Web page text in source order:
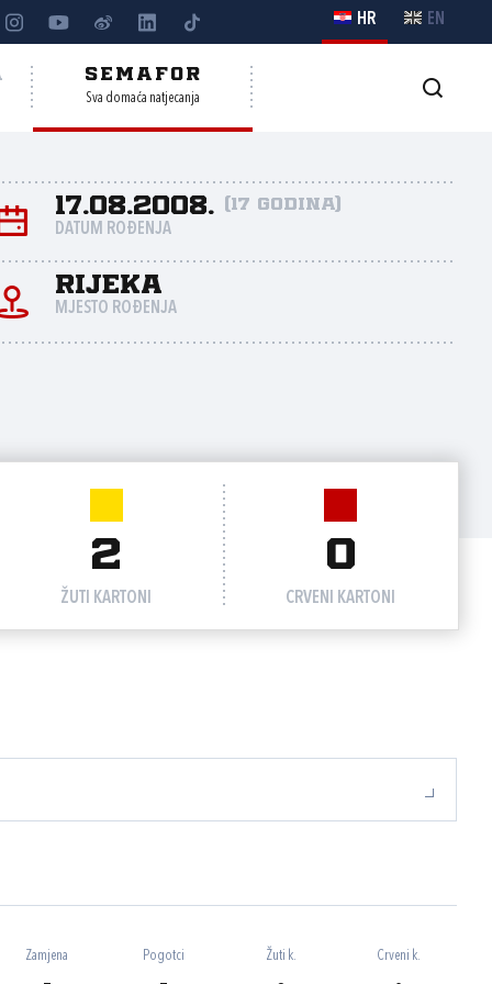
HR EN
SEMAFOR
Sva domaća natjecanja
17.08.2008. (17 godina)
DATUM ROĐENJA
Rijeka
MJESTO ROĐENJA
2
ŽUTI KARTONI
0
CRVENI KARTONI
Zamjena Pogotci Žuti k. Crveni k.